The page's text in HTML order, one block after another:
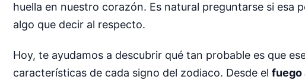
huella en nuestro corazón. Es natural preguntarse si esa
algo que decir al respecto.
Hoy, te ayudamos a descubrir qué tan probable es que
características de cada signo del zodiaco. Desde el fuego